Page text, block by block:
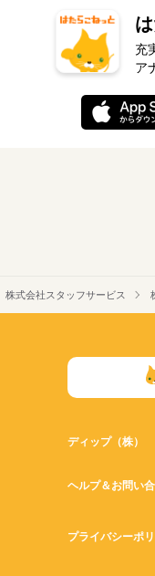
充
ア
株式会社スタッフサービス
ディップ（株）
ヘルプ＆お問い
プライバシーポ